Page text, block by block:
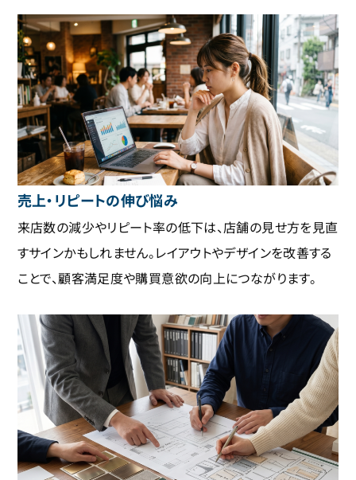
売上・リピートの伸び悩み
来店数の減少やリピート率の低下は、店舗の見せ方を見直
すサインかもしれません。レイアウトやデザインを改善する
ことで、顧客満足度や購買意欲の向上につながります。